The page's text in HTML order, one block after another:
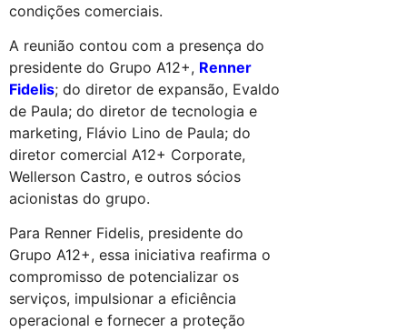
condições comerciais.
A reunião contou com a presença do
presidente do Grupo A12+, Renner
Fidelis; do diretor de expansão, Evaldo
de Paula; do diretor de tecnologia e
marketing, Flávio Lino de Paula; do
diretor comercial A12+ Corporate,
Wellerson Castro, e outros sócios
acionistas do grupo.
Para Renner Fidelis, presidente do
Grupo A12+, essa iniciativa reafirma o
compromisso de potencializar os
serviços, impulsionar a eficiência
operacional e fornecer a proteção